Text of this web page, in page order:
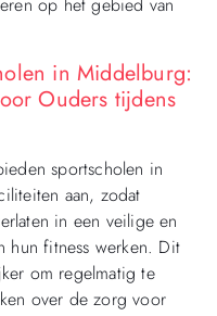
op het gebied van
in Middelburg:
Ouders tijdens
sportscholen in
aan, zodat
in een veilige en
hun fitness werken. Dit
om regelmatig te
over de zorg voor